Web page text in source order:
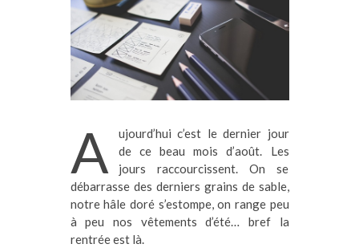
A
ujourd’hui c’est le dernier jour
de ce beau mois d’août. Les
jours raccourcissent. On se
débarrasse des derniers grains de sable,
notre hâle doré s’estompe, on range peu
à peu nos vêtements d’été… bref la
rentrée est là.